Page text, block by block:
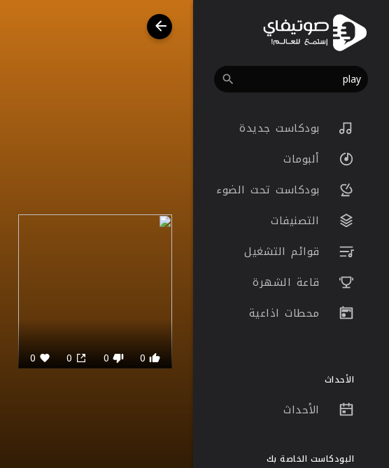
بودكاست جديدة
ألبومات
بودكاست تحت الضوء
التصنيفات
قوائم التشغيل
قاعة الشهرة
محطات اذاعية
الأحداث
الأحداث
البودكاست الخاصة بك
0
0